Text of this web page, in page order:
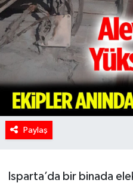
Paylaş
Isparta’da bir binada
HABERDE İNSAN
İlginç
KÜLTÜR SANAT
MAGAZİN
POLİTİKA